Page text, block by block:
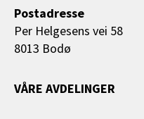
Postadresse
Per Helgesens vei 58
8013 Bodø
VÅRE AVDELINGER